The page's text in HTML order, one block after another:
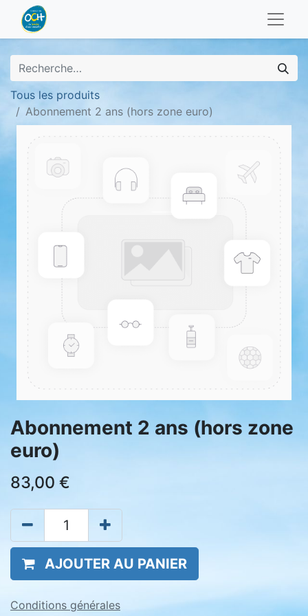
Tous les produits
Abonnement 2 ans (hors zone euro)
Abonnement 2 ans (hors zone
euro)
83,00 €
AJOUTER AU PANIER
Conditions générales